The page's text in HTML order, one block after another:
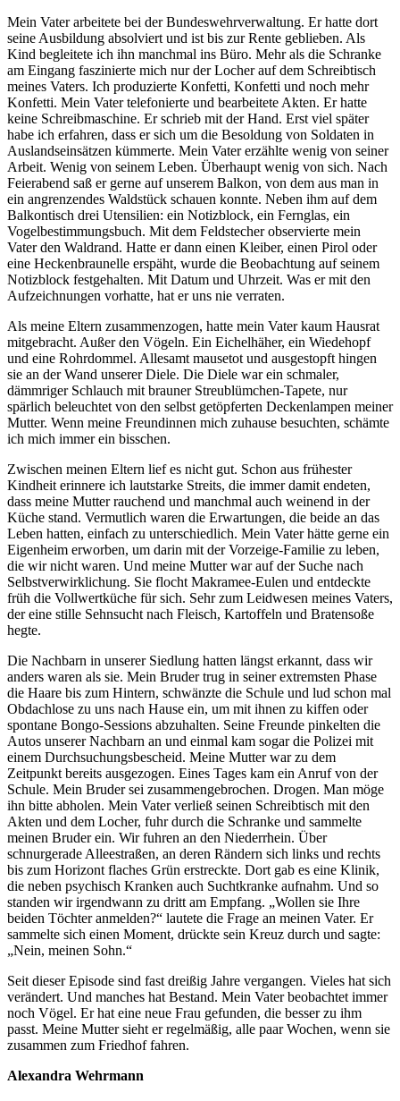
Mein Vater arbeitete bei der Bundeswehrverwaltung. Er hatte dort
seine Ausbildung absolviert und ist bis zur Rente geblieben. Als
Kind begleitete ich ihn manchmal ins Büro. Mehr als die Schranke
am Eingang faszinierte mich nur der Locher auf dem Schreibtisch
meines Vaters. Ich produzierte Konfetti, Konfetti und noch mehr
Konfetti. Mein Vater telefonierte und bearbeitete Akten. Er hatte
keine Schreibmaschine. Er schrieb mit der Hand. Erst viel später
habe ich erfahren, dass er sich um die Besoldung von Soldaten in
Auslandseinsätzen kümmerte. Mein Vater erzählte wenig von seiner
Arbeit. Wenig von seinem Leben. Überhaupt wenig von sich. Nach
Feierabend saß er gerne auf unserem Balkon, von dem aus man in
ein angrenzendes Waldstück schauen konnte. Neben ihm auf dem
Balkontisch drei Utensilien: ein Notizblock, ein Fernglas, ein
Vogelbestimmungsbuch. Mit dem Feldstecher observierte mein
Vater den Waldrand. Hatte er dann einen Kleiber, einen Pirol oder
eine Heckenbraunelle erspäht, wurde die Beobachtung auf seinem
Notizblock festgehalten. Mit Datum und Uhrzeit. Was er mit den
Aufzeichnungen vorhatte, hat er uns nie verraten.
Als meine Eltern zusammenzogen, hatte mein Vater kaum Hausrat
mitgebracht. Außer den Vögeln. Ein Eichelhäher, ein Wiedehopf
und eine Rohrdommel. Allesamt mausetot und ausgestopft hingen
sie an der Wand unserer Diele. Die Diele war ein schmaler,
dämmriger Schlauch mit brauner Streublümchen-Tapete, nur
spärlich beleuchtet von den selbst getöpferten Deckenlampen meiner
Mutter. Wenn meine Freundinnen mich zuhause besuchten, schämte
ich mich immer ein bisschen.
Zwischen meinen Eltern lief es nicht gut. Schon aus frühester
Kindheit erinnere ich lautstarke Streits, die immer damit endeten,
dass meine Mutter rauchend und manchmal auch weinend in der
Küche stand. Vermutlich waren die Erwartungen, die beide an das
Leben hatten, einfach zu unterschiedlich. Mein Vater hätte gerne ein
Eigenheim erworben, um darin mit der Vorzeige-Familie zu leben,
die wir nicht waren. Und meine Mutter war auf der Suche nach
Selbstverwirklichung. Sie flocht Makramee-Eulen und entdeckte
früh die Vollwertküche für sich. Sehr zum Leidwesen meines Vaters,
der eine stille Sehnsucht nach Fleisch, Kartoffeln und Bratensoße
hegte.
Die Nachbarn in unserer Siedlung hatten längst erkannt, dass wir
anders waren als sie. Mein Bruder trug in seiner extremsten Phase
die Haare bis zum Hintern, schwänzte die Schule und lud schon mal
Obdachlose zu uns nach Hause ein, um mit ihnen zu kiffen oder
spontane Bongo-Sessions abzuhalten. Seine Freunde pinkelten die
Autos unserer Nachbarn an und einmal kam sogar die Polizei mit
einem Durchsuchungsbescheid. Meine Mutter war zu dem
Zeitpunkt bereits ausgezogen. Eines Tages kam ein Anruf von der
Schule. Mein Bruder sei zusammengebrochen. Drogen. Man möge
ihn bitte abholen. Mein Vater verließ seinen Schreibtisch mit den
Akten und dem Locher, fuhr durch die Schranke und sammelte
meinen Bruder ein. Wir fuhren an den Niederrhein. Über
schnurgerade Alleestraßen, an deren Rändern sich links und rechts
bis zum Horizont flaches Grün erstreckte. Dort gab es eine Klinik,
die neben psychisch Kranken auch Suchtkranke aufnahm. Und so
standen wir irgendwann zu dritt am Empfang. „Wollen sie Ihre
beiden Töchter anmelden?“ lautete die Frage an meinen Vater. Er
sammelte sich einen Moment, drückte sein Kreuz durch und sagte:
„Nein, meinen Sohn.“
Seit dieser Episode sind fast dreißig Jahre vergangen. Vieles hat sich
verändert. Und manches hat Bestand. Mein Vater beobachtet immer
noch Vögel. Er hat eine neue Frau gefunden, die besser zu ihm
passt. Meine Mutter sieht er regelmäßig, alle paar Wochen, wenn sie
zusammen zum Friedhof fahren.
Alexandra Wehrmann